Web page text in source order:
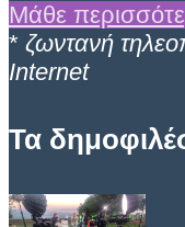
Μάθε
* ζωντανή
Internet
Τα